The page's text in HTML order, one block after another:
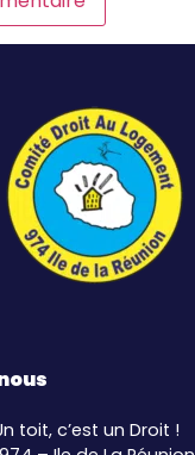
toit, c’est un Droit !